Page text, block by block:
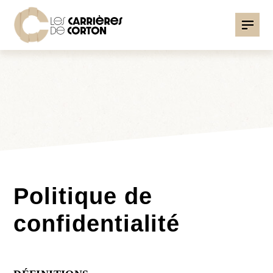
Politique de
confidentialité